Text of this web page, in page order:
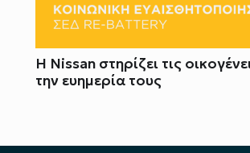
Η Nissan στηρίζει τις
την ευημερία τους